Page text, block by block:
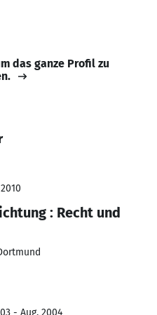
das ganze Profil zu
: Recht und
- Aug. 2004